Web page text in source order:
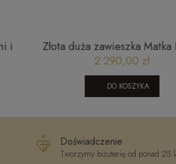
Bransoletka męska
Hilfiger 2790433
310,00 zł
DO KOSZYKA
Doświadczenie
Tworzymy biżuterię od ponad 25